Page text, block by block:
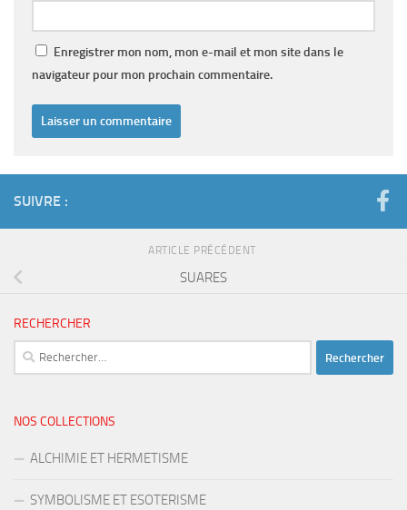
Enregistrer mon nom, mon e-mail et mon site dans le
navigateur pour mon prochain commentaire.
SUIVRE :
ARTICLE PRÉCÉDENT
SUARES
RECHERCHER
Rechercher :
NOS COLLECTIONS
ALCHIMIE ET HERMETISME
SYMBOLISME ET ESOTERISME